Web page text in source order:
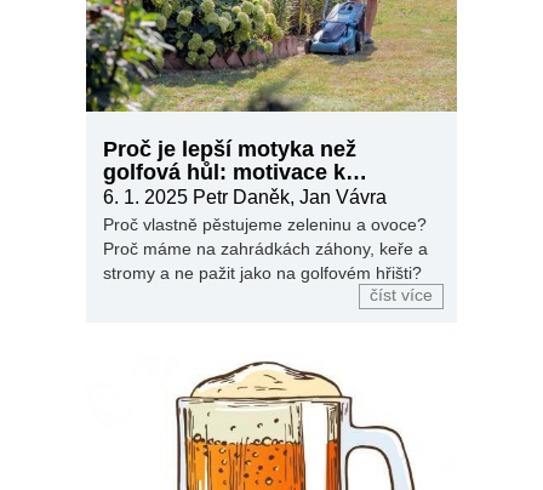
Proč je lepší motyka než
golfová hůl: motivace k
zahrádkaření
6. 1. 2025 Petr Daněk, Jan Vávra
Proč vlastně pěstujeme zeleninu a ovoce?
Proč máme na zahrádkách záhony, keře a
stromy a ne pažit jako na golfovém hřišti?
číst více